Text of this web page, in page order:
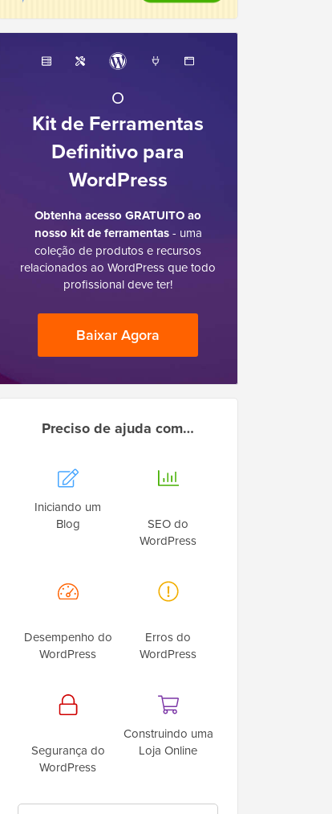
O
Kit de Ferramentas
Definitivo para
WordPress
Obtenha acesso GRATUITO ao
nosso kit de ferramentas- uma
coleção de produtos e recursos
relacionados ao WordPress que todo
profissional deve ter!
Baixar Agora
Preciso de ajuda com…
Iniciando um
Blog
SEO do
WordPress
Desempenho do
WordPress
Erros do
WordPress
Segurança do
WordPress
Construindo uma
Loja Online